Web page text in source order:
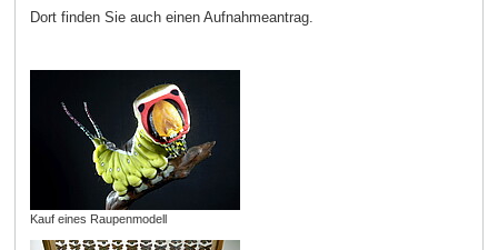
Dort finden Sie auch einen Aufnahmeantrag.
Kauf eines Raupenmodell